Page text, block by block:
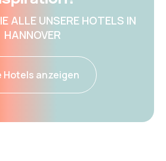
ALLE UNSERE HOTELS IN
HANNOVER
Hotels anzeigen